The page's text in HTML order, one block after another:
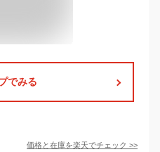
でみる
価格と在庫を楽天でチェック >>